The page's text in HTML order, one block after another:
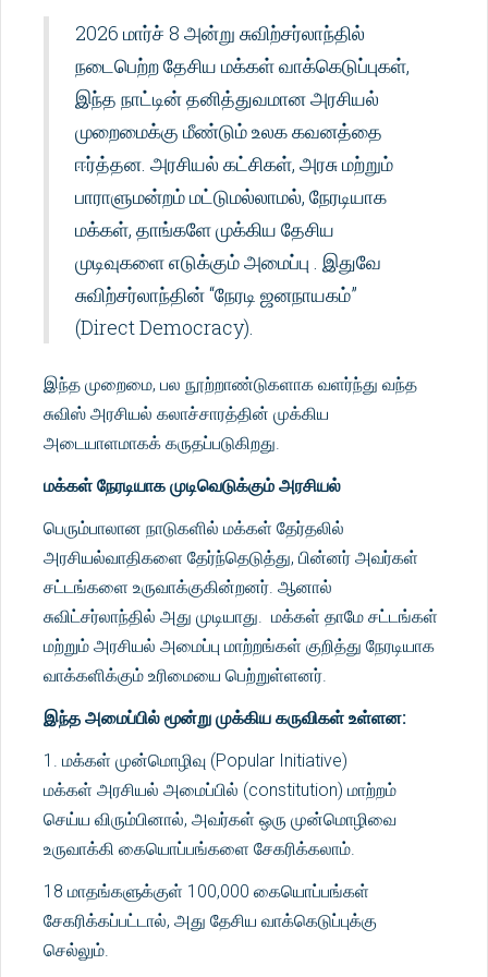
2026 மார்ச் 8 அன்று சுவிற்சர்லாந்தில்
நடைபெற்ற தேசிய மக்கள் வாக்கெடுப்புகள்,
இந்த நாட்டின் தனித்துவமான அரசியல்
முறைமைக்கு மீண்டும் உலக கவனத்தை
ஈர்த்தன. அரசியல் கட்சிகள், அரசு மற்றும்
பாராளுமன்றம் மட்டுமல்லாமல், நேரடியாக
மக்கள், தாங்களே முக்கிய தேசிய
முடிவுகளை எடுக்கும் அமைப்பு . இதுவே
சுவிற்சர்லாந்தின் “நேரடி ஜனநாயகம்”
(Direct Democracy).
இந்த முறைமை, பல நூற்றாண்டுகளாக வளர்ந்து வந்த
சுவிஸ் அரசியல் கலாச்சாரத்தின் முக்கிய
அடையாளமாகக் கருதப்படுகிறது.
மக்கள் நேரடியாக முடிவெடுக்கும் அரசியல்
பெரும்பாலான நாடுகளில் மக்கள் தேர்தலில்
அரசியல்வாதிகளை தேர்ந்தெடுத்து, பின்னர் அவர்கள்
சட்டங்களை உருவாக்குகின்றனர். ஆனால்
சுவிட்சர்லாந்தில் அது முடியாது. மக்கள் தாமே சட்டங்கள்
மற்றும் அரசியல் அமைப்பு மாற்றங்கள் குறித்து நேரடியாக
வாக்களிக்கும் உரிமையை பெற்றுள்ளனர்.
இந்த அமைப்பில் மூன்று முக்கிய கருவிகள் உள்ளன:
1. மக்கள் முன்மொழிவு (Popular Initiative)
மக்கள் அரசியல் அமைப்பில் (constitution) மாற்றம்
செய்ய விரும்பினால், அவர்கள் ஒரு முன்மொழிவை
உருவாக்கி கையொப்பங்களை சேகரிக்கலாம்.
18 மாதங்களுக்குள் 100,000 கையொப்பங்கள்
சேகரிக்கப்பட்டால், அது தேசிய வாக்கெடுப்புக்கு
செல்லும்.